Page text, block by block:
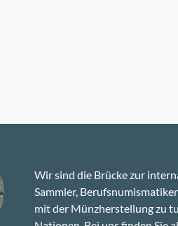
Wir sind die Brücke zur
Sammler,
mit der Münzherstellung zu